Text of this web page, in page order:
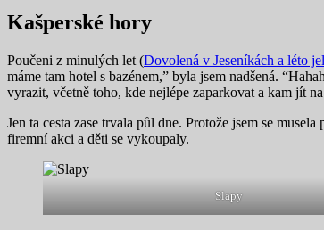
Kašperské hory
Poučeni z minulých let (Dovolená v Jeseníkách a léto
máme tam hotel s bazénem,” byla jsem nadšená.
vyrazit, včetně toho, kde nejlépe zaparkovat a kam jít
Jen ta cesta zase trvala půl dne. Protože jsem se
firemní akci a děti se vykoupaly.
Slapy